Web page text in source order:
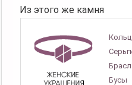
Из этого же камня
Бусы